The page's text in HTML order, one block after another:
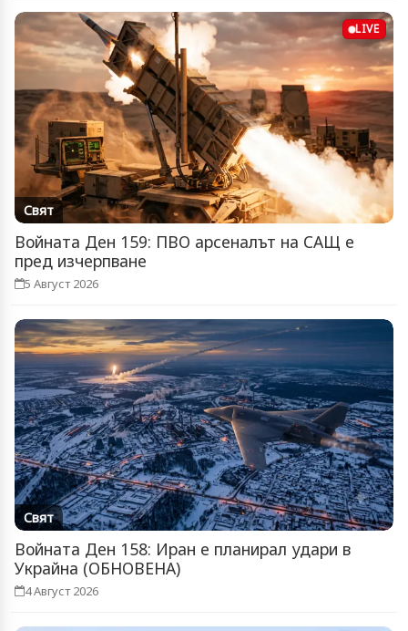
LIVE
Свят
Войната Ден 159: ПВО арсеналът на САЩ е
пред изчерпване
5 Август 2026
Свят
Войната Ден 158: Иран е планирал удари в
Украйна (ОБНОВЕНА)
4 Август 2026